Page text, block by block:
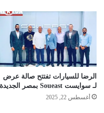
الرضا للسيارات تفتتح صالة عرض
لـ سوايست Soueast بمصر الجديدة
أغسطس 22, 2025